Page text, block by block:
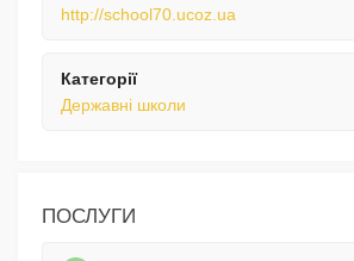
http://school70.ucoz.ua
Категорії
Державні школи
ПОСЛУГИ